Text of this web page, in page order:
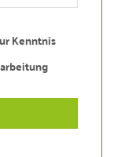
Kenntnis